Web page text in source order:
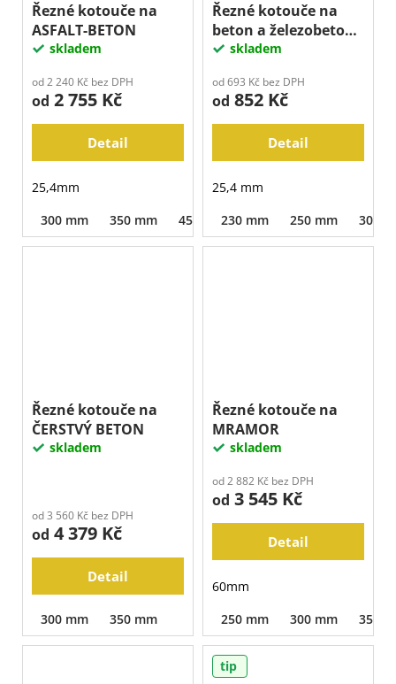
Řezné kotouče na
ASFALT-BETON
skladem
od 2 240 Kč bez DPH
od 2 755 Kč
Detail
25,4mm
300 mm
350 mm 450 mm 500 mm
Řezné kotouče na
beton a železobeton
LASER BLUE
skladem
od 693 Kč bez DPH
od 852 Kč
Detail
25,4 mm
230 mm
250 mm 300
Řezné kotouče na
ČERSTVÝ BETON
skladem
od 3 560 Kč bez DPH
od 4 379 Kč
Detail
300 mm 350 mm
Řezné kotouče na
MRAMOR
skladem
od 2 882 Kč bez DPH
od 3 545 Kč
Detail
60mm
250 mm
300 mm 350
tip